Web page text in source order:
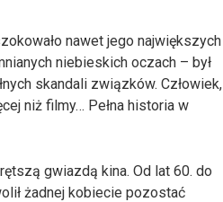
nawet jego największych
niebieskich oczach – był
skandali związków. Człowiek,
niż filmy… Pełna historia w
gwiazdą kina. Od lat 60. do
żadnej kobiecie pozostać